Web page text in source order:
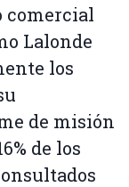
comercial
Lalonde
los
de misión
de los